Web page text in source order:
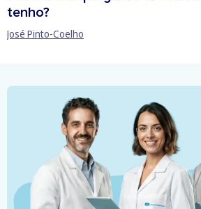
tenho?
José Pinto-Coelho